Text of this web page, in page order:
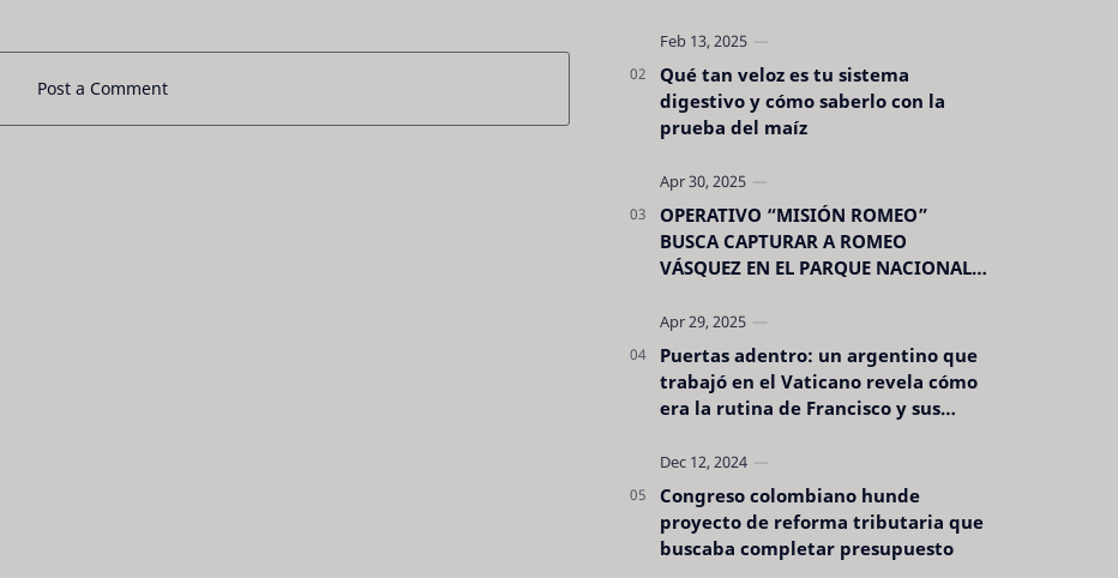
Post a Comment
evidentes. Conocerlas puede pro…
Qué tan veloz es tu sistema
digestivo y cómo saberlo con la
prueba del maíz
OPERATIVO “MISIÓN ROMEO”
BUSCA CAPTURAR A ROMEO
VÁSQUEZ EN EL PARQUE NACIONAL
Puertas adentro: un argentino que
trabajó en el Vaticano revela cómo
era la rutina de Francisco y sus
Congreso colombiano hunde
proyecto de reforma tributaria que
buscaba completar presupuesto